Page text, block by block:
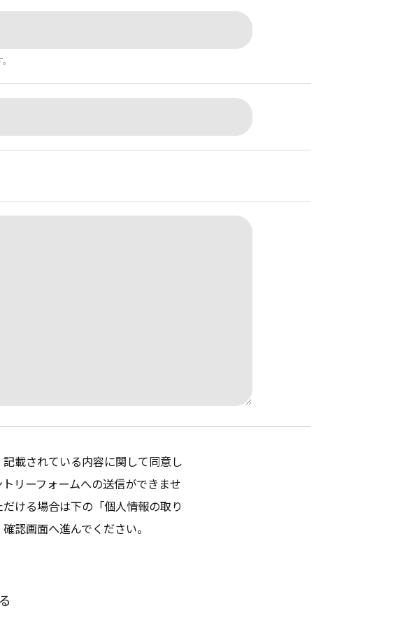
載されている内容に関して同意し
リーフォームへの送信ができませ
ける場合は下の「個人情報の取り
認画面へ進んでください。